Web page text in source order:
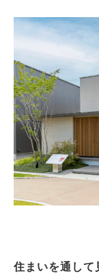
住まいを通して